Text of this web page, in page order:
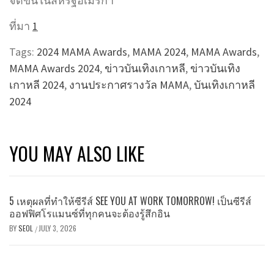
ที่มา 1
Tags: 2024 MAMA Awards, MAMA 2024, MAMA Awards,
MAMA Awards 2024, ข่าวบันเทิงเกาหลี, ข่าวบันเทิง
เกาหลี 2024, งานประกาศรางวัล MAMA,บันเทิงเกาหลี
2024
YOU MAY ALSO LIKE
5 เหตุผลที่ทำให้ซีรีส์ SEE YOU AT WORK TOMORROW! เป็นซีรีส์
ออฟฟิศโรแมนซ์ที่ทุกคนจะต้องรู้สึกอิน
BYSEOL / JULY 3, 2026